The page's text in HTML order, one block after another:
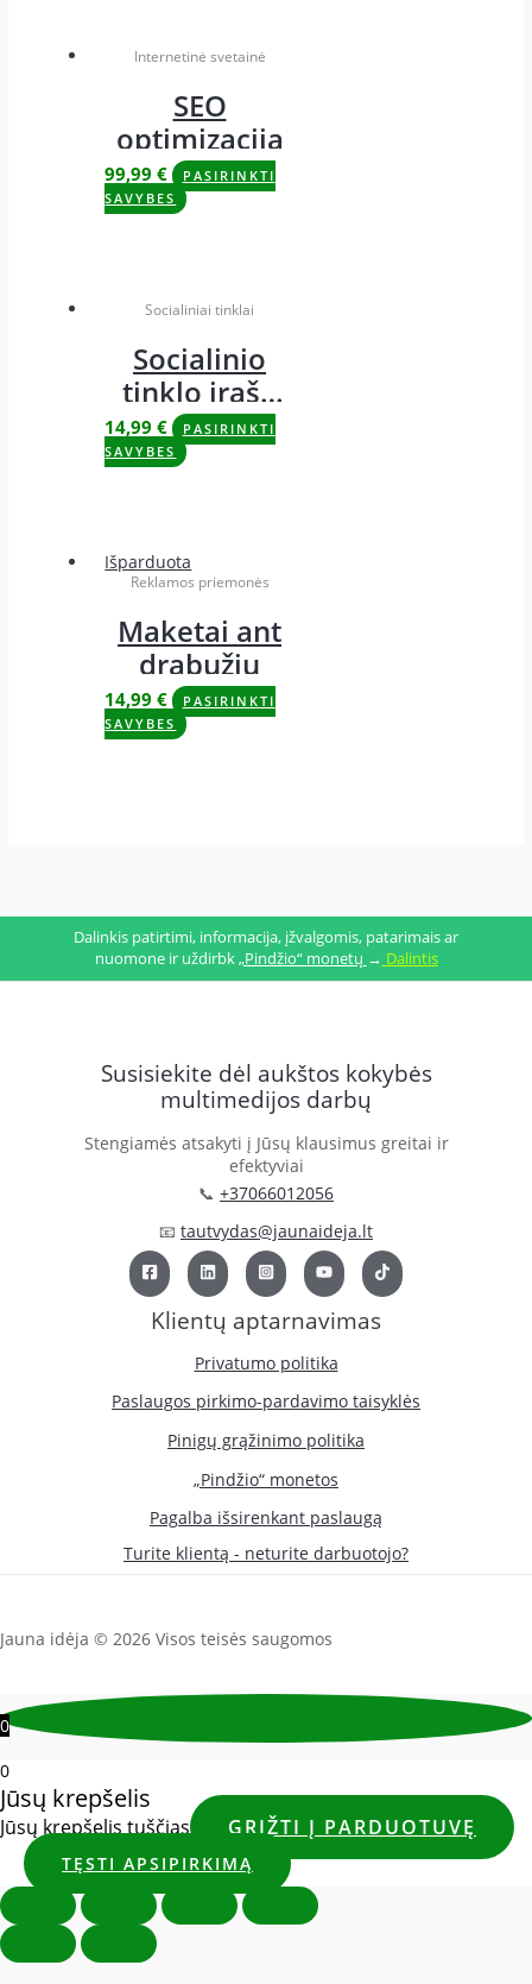
Internetinė svetainė
SEO
optimizacija
99,99€
PASIRINKTI
SAVYBES
Socialiniai tinklai
Socialinio
tinklo įrašo
maketas
14,99€
PASIRINKTI
SAVYBES
Išparduota
Reklamos priemonės
Maketai ant
drabužių
14,99€
PASIRINKTI
SAVYBES
Dalinkis patirtimi, informacija, įžvalgomis, patarimais ar
nuomone ir uždirbk„Pindžio“ monetų → Dalintis
Susisiekite dėl aukštos kokybės
multimedijos darbų
Stengiamės atsakyti į Jūsų klausimus greitai ir
efektyviai
📞 +37066012056
📧 tautvydas@jaunaideja.lt
Klientų aptarnavimas
Privatumo politika
Paslaugos pirkimo-pardavimo taisyklės
Pinigų grąžinimo politika
„Pindžio“ monetos
Pagalba išsirenkant paslaugą
Turite klientą - neturite darbuotojo?
Jauna idėja © 2026 Visos teisės saugomos
0
0
Jūsų krepšelis
Jūsų krepšelis tuščias GRĮŽTI Į PARDUOTUVĘ
TĘSTI APSIPIRKIMĄ